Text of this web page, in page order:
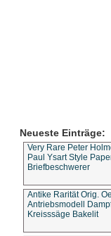
Neueste Einträge:
Very Rare Peter
Paul Ysart Style
Briefbeschwerer
Antike Rarität Orig.
Antriebsmodell
Kreisssäge Bakelit